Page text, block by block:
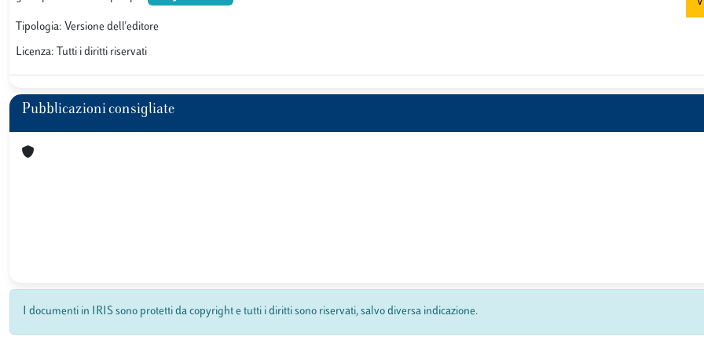
Tipologia: Versione dell'editore
Licenza: Tutti i diritti riservati
Pubblicazioni consigliate
I documenti in IRIS sono protetti da copyright e tutti i diritti sono riservati, salvo diversa indicazione.